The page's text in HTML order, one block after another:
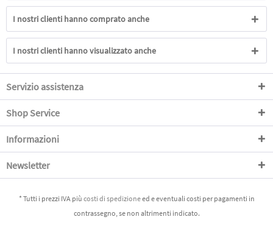
I nostri clienti hanno comprato anche
I nostri clienti hanno visualizzato anche
Servizio assistenza
Shop Service
Informazioni
Newsletter
* Tutti i prezzi IVA più costi di spedizioneed e eventuali costi per pagamenti in
contrassegno, se non altrimenti indicato.